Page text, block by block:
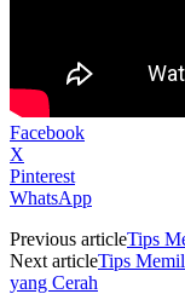
Facebook
X
Pinterest
WhatsApp
Previous articleTips
Next articleTips
yang Cerah